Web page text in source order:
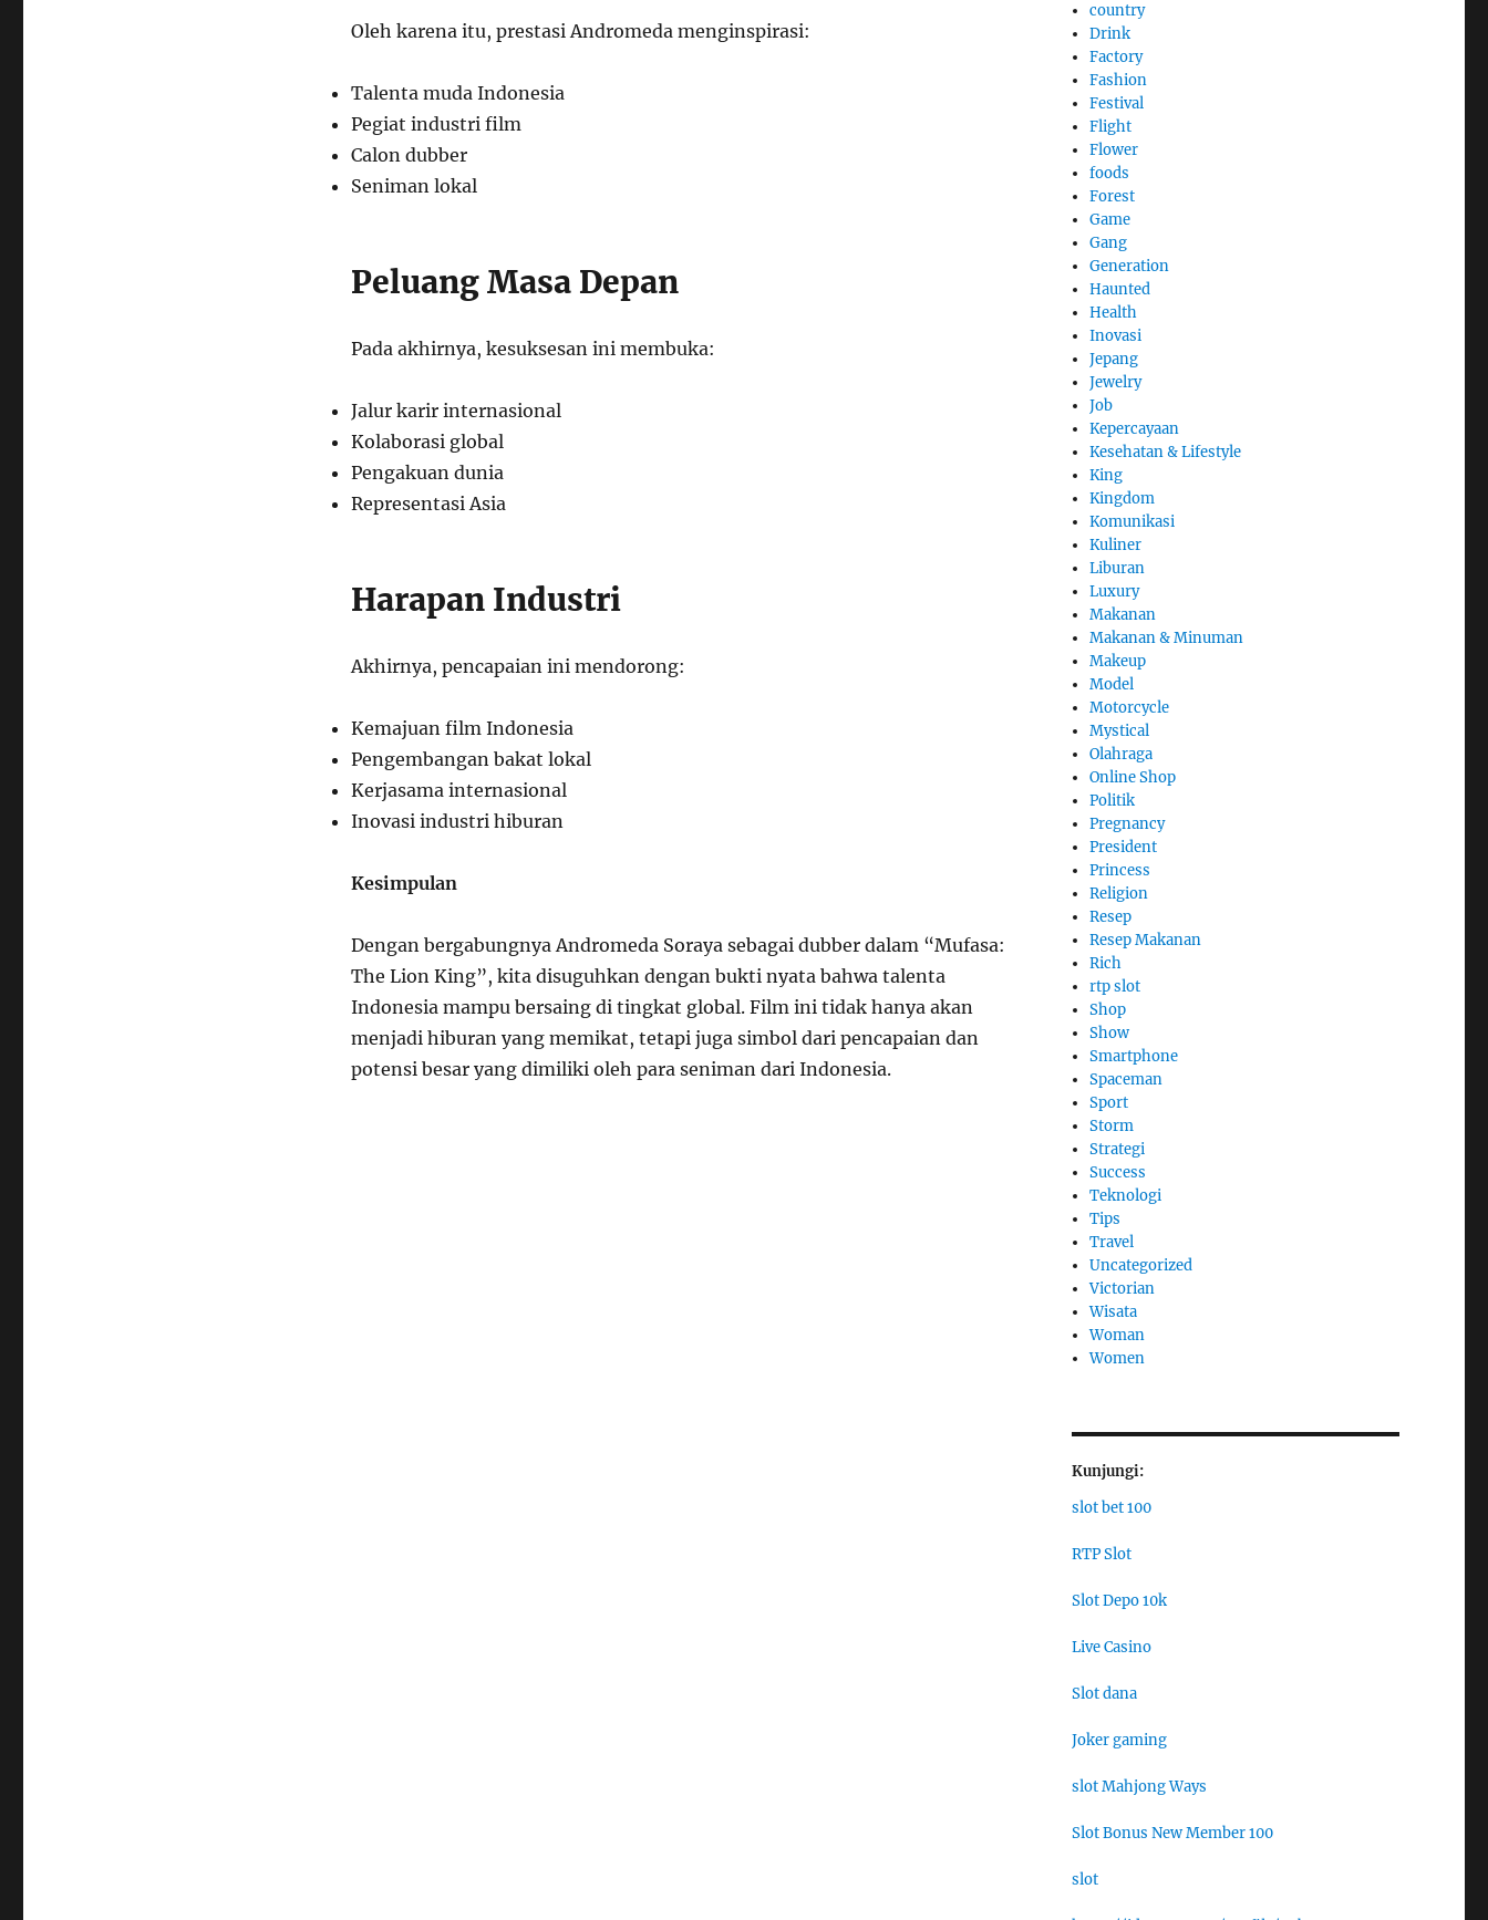
Oleh karena itu, prestasi Andromeda menginspirasi:
Talenta muda Indonesia
Pegiat industri film
Calon dubber
Seniman lokal
Peluang Masa Depan
Pada akhirnya, kesuksesan ini membuka:
Jalur karir internasional
Kolaborasi global
Pengakuan dunia
Representasi Asia
Harapan Industri
Akhirnya, pencapaian ini mendorong:
Kemajuan film Indonesia
Pengembangan bakat lokal
Kerjasama internasional
Inovasi industri hiburan
Kesimpulan
Dengan bergabungnya Andromeda Soraya sebagai dubber dalam “Mufasa:
The Lion King”, kita disuguhkan dengan bukti nyata bahwa talenta
Indonesia mampu bersaing di tingkat global. Film ini tidak hanya akan
menjadi hiburan yang memikat, tetapi juga simbol dari pencapaian dan
potensi besar yang dimiliki oleh para seniman dari Indonesia.
country
Drink
Factory
Fashion
Festival
Flight
Flower
foods
Forest
Game
Gang
Generation
Haunted
Health
Inovasi
Jepang
Jewelry
Job
Kepercayaan
Kesehatan & Lifestyle
King
Kingdom
Komunikasi
Kuliner
Liburan
Luxury
Makanan
Makanan & Minuman
Makeup
Model
Motorcycle
Mystical
Olahraga
Online Shop
Politik
Pregnancy
President
Princess
Religion
Resep
Resep Makanan
Rich
rtp slot
Shop
Show
Smartphone
Spaceman
Sport
Storm
Strategi
Success
Teknologi
Tips
Travel
Uncategorized
Victorian
Wisata
Woman
Women
Kunjungi:
slot bet 100
RTP Slot
Slot Depo 10k
Live Casino
Slot dana
Joker gaming
slot Mahjong Ways
Slot Bonus New Member 100
slot